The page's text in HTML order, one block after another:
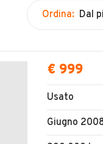
Ordina: Dal
€ 999
Usato
Giugno